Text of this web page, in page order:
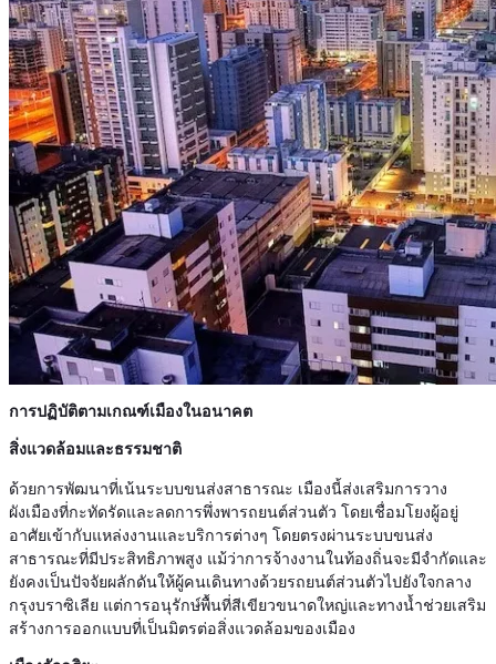
การปฏิบัติตามเกณฑ์เมืองในอนาคต
สิ่งแวดล้อมและธรรมชาติ
ด้วยการพัฒนาที่เน้นระบบขนส่งสาธารณะ เมืองนี้ส่งเสริมการวาง
ผังเมืองที่กะทัดรัดและลดการพึ่งพารถยนต์ส่วนตัว โดยเชื่อมโยงผู้อยู่
อาศัยเข้ากับแหล่งงานและบริการต่างๆ โดยตรงผ่านระบบขนส่ง
สาธารณะที่มีประสิทธิภาพสูง แม้ว่าการจ้างงานในท้องถิ่นจะมีจำกัดและ
ยังคงเป็นปัจจัยผลักดันให้ผู้คนเดินทางด้วยรถยนต์ส่วนตัวไปยังใจกลาง
กรุงบราซิเลีย แต่การอนุรักษ์พื้นที่สีเขียวขนาดใหญ่และทางน้ำช่วยเสริม
สร้างการออกแบบที่เป็นมิตรต่อสิ่งแวดล้อมของเมือง